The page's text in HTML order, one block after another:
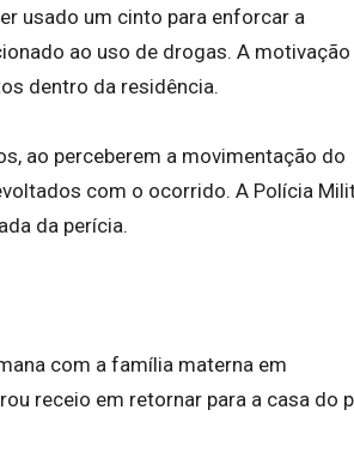
usado um cinto para enforcar a
ao uso de drogas. A motivação
dentro da residência.
ao perceberem a movimentação do
com o ocorrido. A Polícia
da perícia.
com a família materna em
receio em retornar para a casa do